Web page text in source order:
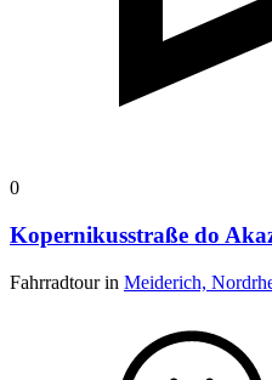
0
Kopernikusstraße do
Fahrradtour in Meiderich,